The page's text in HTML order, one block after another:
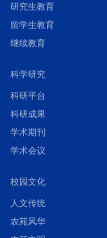
研究生教育
留学生教育
继续教育
科学研究
科研平台
科研成果
学术期刊
学术会议
校园文化
人文传统
农苑风华